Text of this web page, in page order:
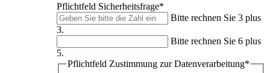
Pflichtfeld Sicherheitsfrage*
Bitte rechnen Sie 3 plus
3.
Bitte rechnen Sie 6 plus
5.
Pflichtfeld Zustimmung zur Datenverarbeitung*